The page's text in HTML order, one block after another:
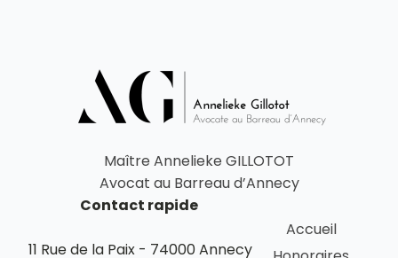
Maître Annelieke GILLOTOT
Avocat au Barreau d’Annecy
Contact rapide
11 Rue de la Paix - 74000 Annecy
Accueil